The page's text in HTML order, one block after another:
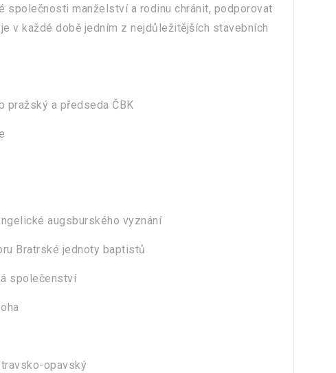
společnosti manželství a rodinu chránit, podporovat
v každé době jedním z nejdůležitějších stavebních
pražský a předseda ČBK
augsburského vyznání
Bratrské jednoty baptistů
společenství
opavský